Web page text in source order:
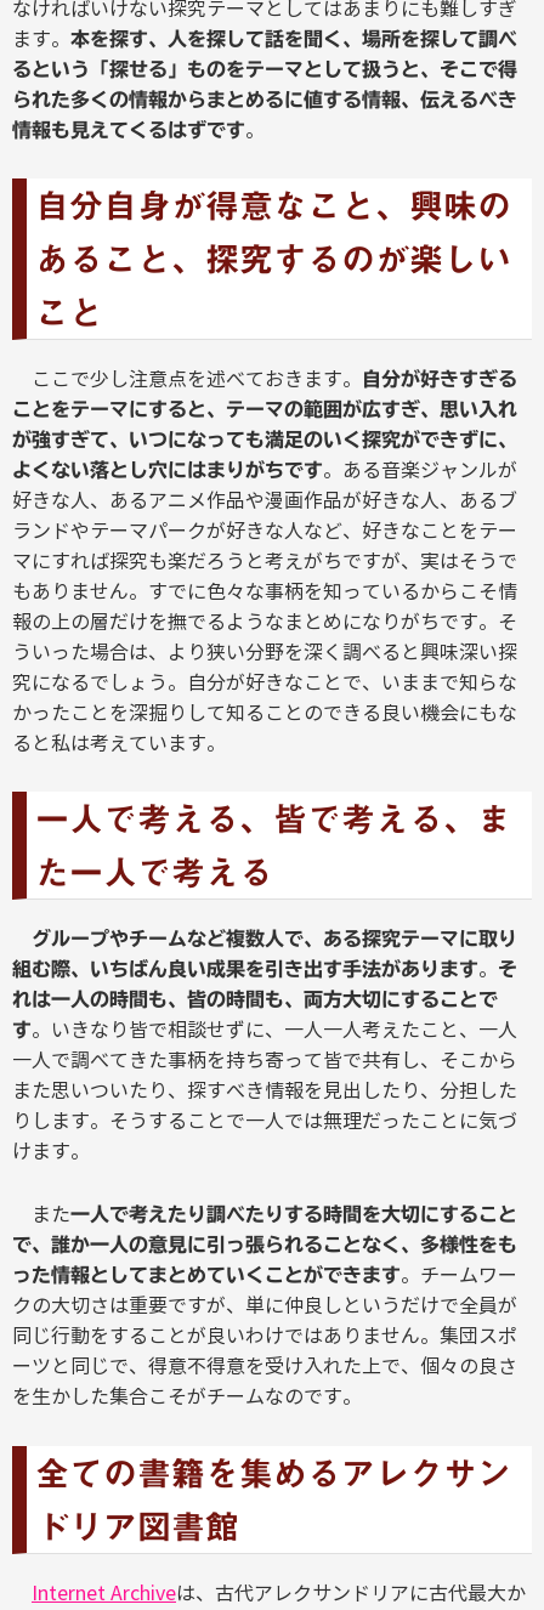
なければいけない探究テーマとしてはあまりにも難しすぎ
ます。 本を探す、人を探して話を聞く、場所を探して調べ
るという「探せる」ものをテーマとして扱うと、そこで得
られた多くの情報からまとめるに値する情報、伝えるべき
情報も見えてくるはずです。
自分自身が得意なこと、興味の
あること、探究するのが楽しい
こと
ここで少し注意点を述べておきます。
自分が好きすぎる
ことをテーマにすると、テーマの範囲が広すぎ、思い入れ
が強すぎて、いつになっても満足のいく探究ができずに、
よくない落とし穴にはまりがちです。ある音楽ジャンルが
好きな人、あるアニメ作品や漫画作品が好きな人、あるブ
ランドやテーマパークが好きな人など、好きなことをテー
マにすれば探究も楽だろうと考えがちですが、実はそうで
もありません。すでに色々な事柄を知っているからこそ情
報の上の層だけを撫でるようなまとめになりがちです。そ
ういった場合は、より狭い分野を深く調べると興味深い探
究になるでしょう。自分が好きなことで、いままで知らな
かったことを深掘りして知ることのできる良い機会にもな
ると私は考えています。
一人で考える、皆で考える、ま
た一人で考える
グループやチームなど複数人で、ある探究テーマに取り
組む際、いちばん良い成果を引き出す手法があります。
そ
れは一人の時間も、皆の時間も、両方大切にすることで
す。いきなり皆で相談せずに、一人一人考えたこと、一人
一人で調べてきた事柄を持ち寄って皆で共有し、そこから
また思いついたり、探すべき情報を見出したり、分担した
りします。そうすることで一人では無理だったことに気づ
けます。
また一人で考えたり調べたりする時間を大切にすること
で、誰か一人の意見に引っ張られることなく、多様性をも
った情報としてまとめていくことができます。チームワー
クの大切さは重要ですが、単に仲良しというだけで全員が
同じ行動をすることが良いわけではありません。集団スポ
ーツと同じで、得意不得意を受け入れた上で、個々の良さ
を生かした集合こそがチームなのです。
全ての書籍を集めるアレクサン
ドリア図書館
Internet Archiveは、古代アレクサンドリアに古代最大か